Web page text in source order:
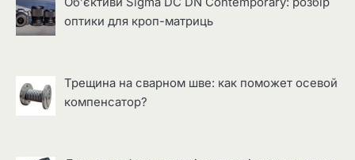
оптики для кроп-матриць
Трещина на сварном шве: как поможет осевой
компенсатор?